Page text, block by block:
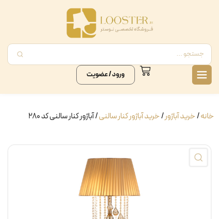
ورود / عضویت
خانه/خرید آباژور/خرید آباژور کنار سالنی/ آباژور کنار سالنی کد ۲۸۰